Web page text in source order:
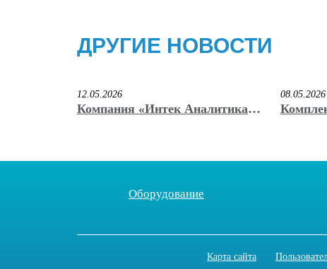
ДРУГИЕ НОВОСТИ
12.05.2026
Компания «Интек Аналитика»
С.Б. Нестерова
08.05.2026
Оборудование
Карта сайта